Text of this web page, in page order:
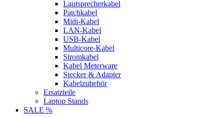
Lautsprecherkabel
Patchkabel
Midi-Kabel
LAN-Kabel
USB-Kabel
Multicore-Kabel
Stromkabel
Kabel Meterware
Stecker & Adapter
Kabelzubehör
Ersatzteile
Laptop Stands
SALE %